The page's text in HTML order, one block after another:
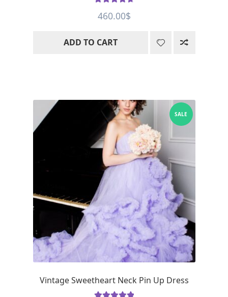
out of 5
460.00$
ADD TO CART
Vintage Sweetheart Neck Pin Up Dress
SALE